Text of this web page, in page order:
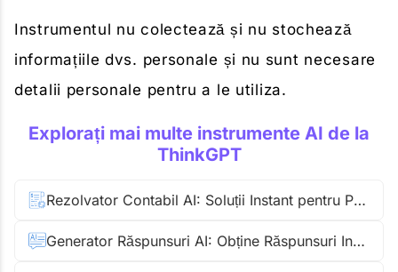
Instrumentul nu colectează și nu stochează
informațiile dvs. personale și nu sunt necesare
detalii personale pentru a le utiliza.
Explorați mai multe instrumente AI de la
ThinkGPT
Rezolvator Contabil AI: Soluții Instant pentru Probleme Contabile
Generator Răspunsuri AI: Obține Răspunsuri Instant